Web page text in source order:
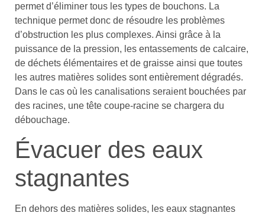
permet d’éliminer tous les types de bouchons. La
technique permet donc de résoudre les problèmes
d’obstruction les plus complexes. Ainsi grâce à la
puissance de la pression, les entassements de calcaire,
de déchets élémentaires et de graisse ainsi que toutes
les autres matières solides sont entièrement dégradés.
Dans le cas où les canalisations seraient bouchées par
des racines, une tête coupe-racine se chargera du
débouchage.
Évacuer des eaux
stagnantes
En dehors des matières solides, les eaux stagnantes